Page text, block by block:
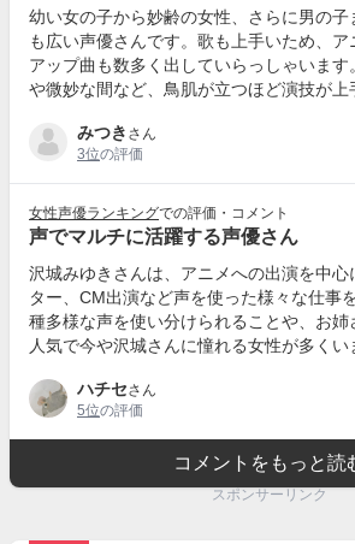
幼い女の子から妙齢の女性、さらに男の子
も広い声優さんです。歌も上手いため、ア
アップ曲も数多く出していらっしゃいます
や微妙な間など、鳥肌が立つほど演技が上
みつき さん
3位の評価
女性声優ランキングでの評価・コメント
声でマルチに活躍する声優さん
沢城みゆきさんは、アニメへの出演を中心
ター、CM出演など声を使った様々な仕事
種多様な声を使い分けられることや、お
人気で今や沢城さんに憧れる女性が多くい
ハチセさん
5位の評価
コメントをもっと読
スポンサーリンク